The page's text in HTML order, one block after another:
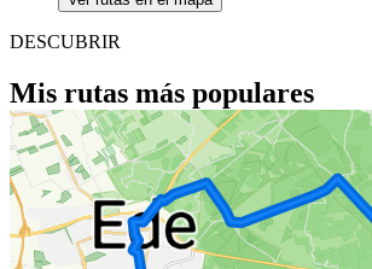
DESCUBRIR
Mis rutas más populares